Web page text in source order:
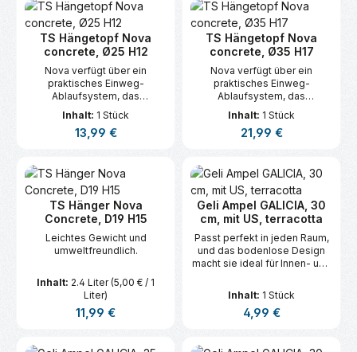
TS Hängetopf Nova
concrete, Ø25 H12
Nova verfügt über ein
praktisches Einweg-
Ablaufsystem, das
überschüssiges Wasser
abfließen lässt.
Inhalt: 1 Stück
Regulärer Preis:
13,99 €
TS Hängetopf Nova
concrete, Ø35 H17
Nova verfügt über ein
praktisches Einweg-
Ablaufsystem, das
überschüssiges Wasser
abfließen lässt.
Inhalt: 1 Stück
Regulärer Preis:
21,99 €
TS Hänger Nova
Concrete, D19 H15
Leichtes Gewicht und
umweltfreundlich.
Inhalt: 2.4 Liter(5,00 € / 1
Liter)
Regulärer Preis:
11,99 €
Geli Ampel GALICIA, 30
cm, mit US, terracotta
Passt perfekt in jeden Raum,
und das bodenlose Design
macht sie ideal für Innen- und
robust und vielseitig.
Inhalt: 1 Stück
Regulärer Preis:
4,99 €